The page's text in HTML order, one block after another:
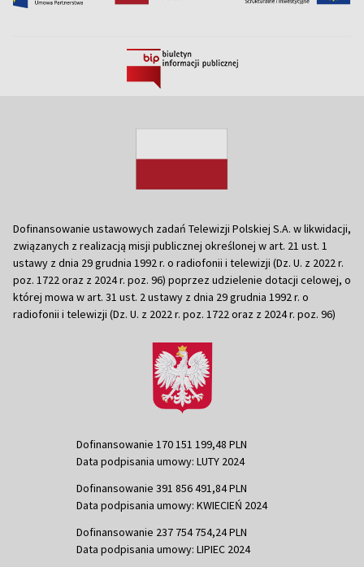
Dofinansowanie ustawowych zadań Telewizji Polskiej S.A. w likwidacji,
związanych z realizacją misji publicznej określonej w art. 21 ust. 1
ustawy z dnia 29 grudnia 1992 r. o radiofonii i telewizji (Dz. U. z 2022 r.
poz. 1722 oraz z 2024 r. poz. 96) poprzez udzielenie dotacji celowej, o
której mowa w art. 31 ust. 2 ustawy z dnia 29 grudnia 1992 r. o
radiofonii i telewizji (Dz. U. z 2022 r. poz. 1722 oraz z 2024 r. poz. 96)
Dofinansowanie 170 151 199,48 PLN
Data podpisania umowy: LUTY 2024
Dofinansowanie 391 856 491,84 PLN
Data podpisania umowy: KWIECIEŃ 2024
Dofinansowanie 237 754 754,24 PLN
Data podpisania umowy: LIPIEC 2024